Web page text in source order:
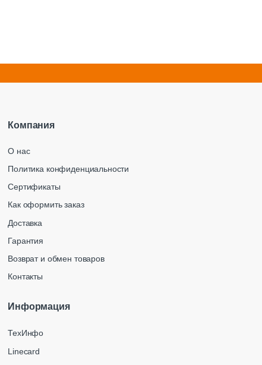
Компания
О нас
Политика конфиденциальности
Сертификаты
Как оформить заказ
Доставка
Гарантия
Возврат и обмен товаров
Контакты
Информация
ТехИнфо
Linecard